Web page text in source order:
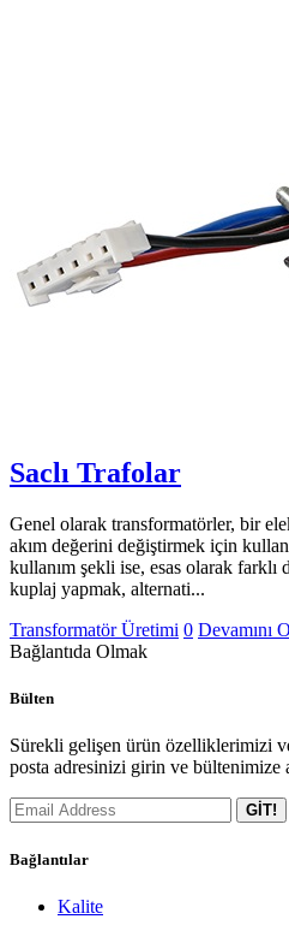
Saclı Trafolar
Genel olarak transformatörler, bir
akım değerini değiştirmek için
kullanım şekli ise, esas olarak
kuplaj yapmak, alternati...
Transformatör Üretimi 0 Devamını
Bağlantıda Olmak
Bülten
Sürekli gelişen ürün özelliklerimizi
posta adresinizi girin ve bültenimize
GİT!
Bağlantılar
Kalite